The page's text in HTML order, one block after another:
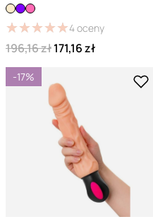
★★★★★
★★★★★4oceny
196,16 zł171,16 zł
-17%